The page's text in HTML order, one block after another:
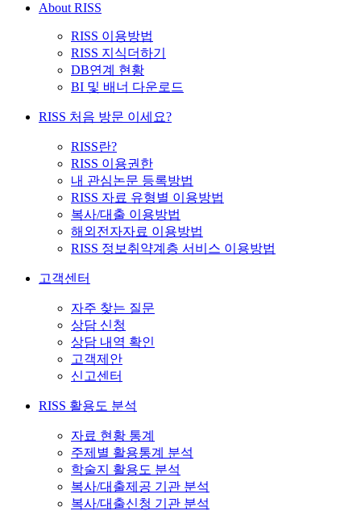
About RISS
RISS 이용방법
RISS 지식더하기
DB연계 현황
BI 및 배너 다운로드
RISS 처음 방문 이세요?
RISS란?
RISS 이용권한
내 관심논문 등록방법
RISS 자료 유형별 이용방법
복사/대출 이용방법
해외전자자료 이용방법
RISS 정보취약계층 서비스 이용방법
고객센터
자주 찾는 질문
상담 신청
상담 내역 확인
고객제안
신고센터
RISS 활용도 분석
자료 현황 통계
주제별 활용통계 분석
학술지 활용도 분석
복사/대출제공 기관 분석
복사/대출신청 기관 분석